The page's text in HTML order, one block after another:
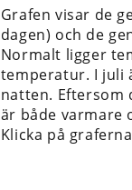
Grafen visar de
dagen) och de
Normalt ligger
temperatur. I juli
natten. Eftersom
är både varmare
Klicka på